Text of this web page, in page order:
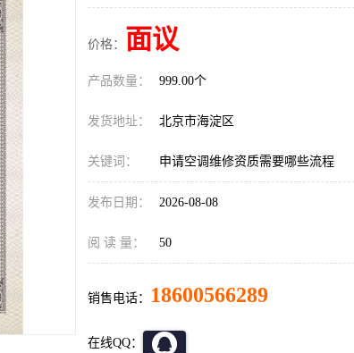
价格： 面议
产品数量： 999.00个
发货地址： 北京市海淀区
关键词： 申请空调维修资质需要哪些流程
发布日期： 2026-08-08
阅 读 量： 50
销售电话： 18600566289
在线QQ：